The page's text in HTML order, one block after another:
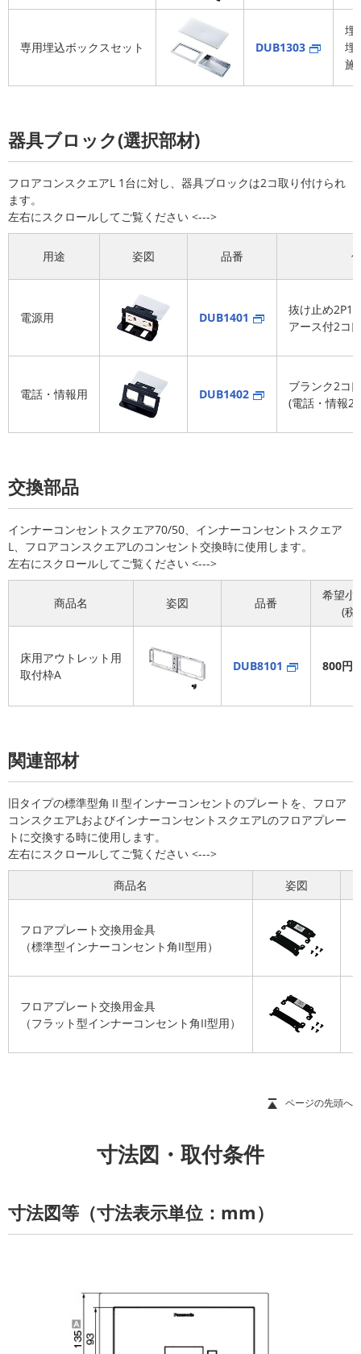
専用埋込ボックスセット DUB1303
埋
埋
施
器具ブロック(選択部材)
フロアコンスクエアL 1台に対し、器具ブロックは2コ取り付けられ
ます。
用途 姿図 品番
電源用 DUB1401
抜け止め
アース付2コ
電話・情報用 DUB1402
ブランク2コ
(電話・情報2
交換部品
インナーコンセントスクエア70/50、インナーコンセントスクエア
L、フロアコンスクエアLのコンセント交換時に使用します。
商品名 姿図 品番
希望小
(税
床用アウトレット用
取付枠A
DUB8101 800円
関連部材
旧タイプの標準型角Ⅱ型インナーコンセントのプレートを、フロア
コンスクエアLおよびインナーコンセントスクエアLのフロアプレー
トに交換する時に使用します。
商品名 姿図
フロアプレート交換用金具
（標準型インナーコンセント角II型用）
フロアプレート交換用金具
（フラット型インナーコンセント角II型用）
ページの先頭へ
寸法図・取付条件
寸法図等 （寸法表示単位：mm）